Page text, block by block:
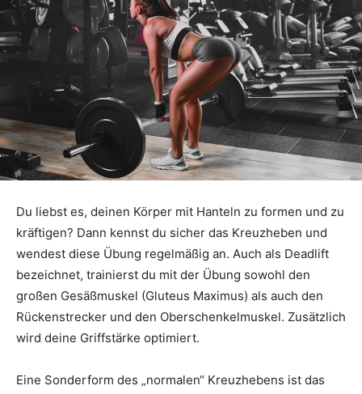
Du liebst es, deinen Körper mit Hanteln zu formen und zu
kräftigen? Dann kennst du sicher das Kreuzheben und
wendest diese Übung regelmäßig an. Auch als Deadlift
bezeichnet, trainierst du mit der Übung sowohl den
großen Gesäßmuskel (Gluteus Maximus) als auch den
Rückenstrecker und den Oberschenkelmuskel. Zusätzlich
wird deine Griffstärke optimiert.
Eine Sonderform des „normalen“ Kreuzhebens ist das